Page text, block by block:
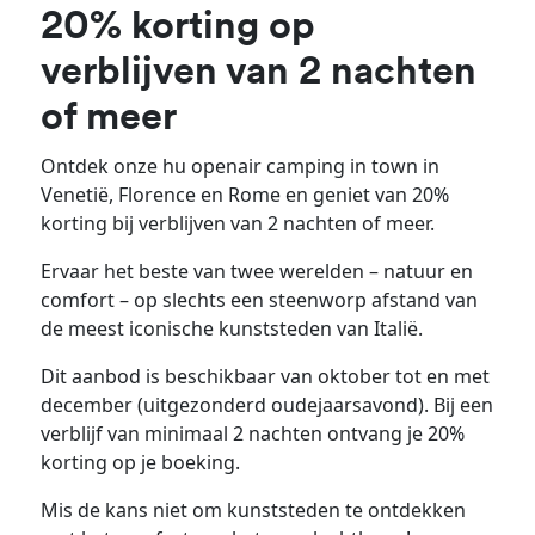
20% korting op
verblijven van 2 nachten
of meer
Ontdek onze hu openair camping in town in
Venetië, Florence en Rome en geniet van 20%
korting bij verblijven van 2 nachten of meer.
Ervaar het beste van twee werelden – natuur en
comfort – op slechts een steenworp afstand van
de meest iconische kunststeden van Italië.
Dit aanbod is beschikbaar van oktober tot en met
december (uitgezonderd oudejaarsavond). Bij een
verblijf van minimaal 2 nachten ontvang je 20%
korting op je boeking.
Mis de kans niet om kunststeden te ontdekken